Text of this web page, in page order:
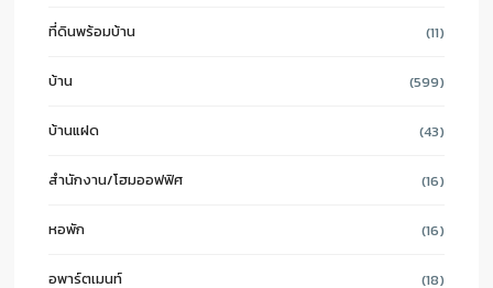
ที่ดินพร้อมบ้าน (11)
บ้าน (599)
บ้านแฝด (43)
สำนักงาน/โฮมออฟฟิศ (16)
หอพัก (16)
อพาร์ตเมนท์ (18)